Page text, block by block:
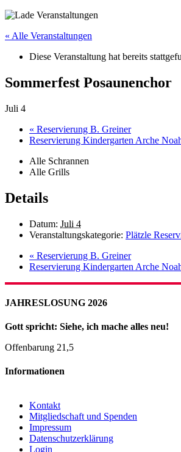
« Alle Veranstaltungen
Diese Veranstaltung hat bereits
Sommerfest Posaunenchor
Juli 4
« Reservierung B. Greiner
Reservierung Kindergarten Arche
Alle Schrannen
Alle Grills
Details
Datum: Juli 4
Veranstaltungskategorie: Plätzle
« Reservierung B. Greiner
Reservierung Kindergarten Arche
JAHRESLOSUNG 2026
Gott spricht: Siehe, ich mache alles neu!
Offenbarung 21,5
Informationen
Kontakt
Mitgliedschaft und Spenden
Impressum
Datenschutzerklärung
Login